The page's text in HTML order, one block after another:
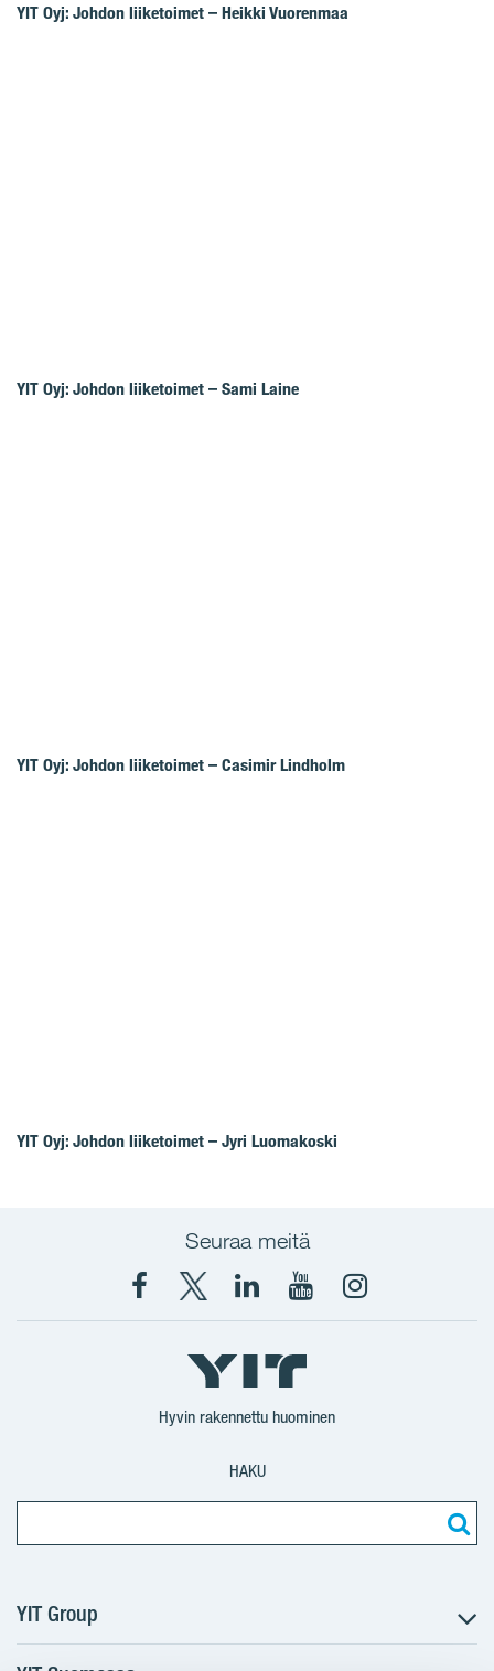
YIT Oyj: Johdon liiketoimet – Heikki Vuorenmaa
YIT Oyj: Johdon liiketoimet – Sami Laine
YIT Oyj: Johdon liiketoimet – Casimir Lindholm
YIT Oyj: Johdon liiketoimet – Jyri Luomakoski
Seuraa meitä
Facebook
X
YIT
Suomi
YIT
Corporation
YIT
Corporation
Instagram
Hyvin rakennettu huominen
HAKU
YIT Group